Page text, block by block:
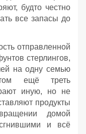
будто честно
все запасы до
отправленной
стерлингов,
на одну семью
ещё треть
иную, но не
продукты
домой
и всё